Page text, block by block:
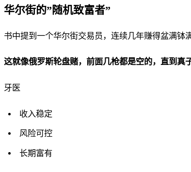
华尔街的”随机致富者”
书中提到一个华尔街交易员，连续几年赚得盆满钵
这就像俄罗斯轮盘赌，前面几枪都是空的，直到真
牙医
收入稳定
风险可控
长期富有